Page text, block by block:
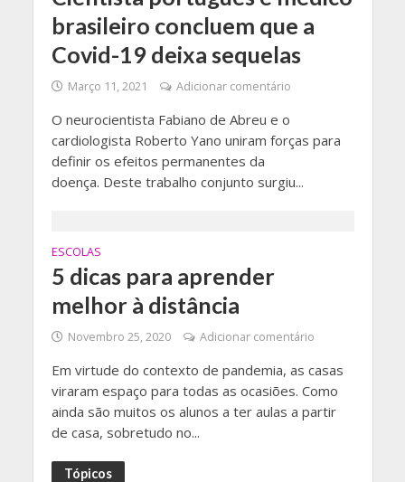
brasileiro concluem que a
Covid-19 deixa sequelas
Março 11, 2021 Adicionar comentário
O neurocientista Fabiano de Abreu e o
cardiologista Roberto Yano uniram forças para
definir os efeitos permanentes da
doença. Deste trabalho conjunto surgiu...
ESCOLAS
5 dicas para aprender
melhor à distância
Novembro 25, 2020 Adicionar comentário
Em virtude do contexto de pandemia, as casas
viraram espaço para todas as ocasiões. Como
ainda são muitos os alunos a ter aulas a partir
de casa, sobretudo no...
Tópicos